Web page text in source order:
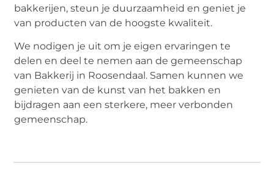
bakkerijen, steun je duurzaamheid en geniet je
van producten van de hoogste kwaliteit.
We nodigen je uit om je eigen ervaringen te
delen en deel te nemen aan de gemeenschap
van Bakkerij in Roosendaal. Samen kunnen we
genieten van de kunst van het bakken en
bijdragen aan een sterkere, meer verbonden
gemeenschap.